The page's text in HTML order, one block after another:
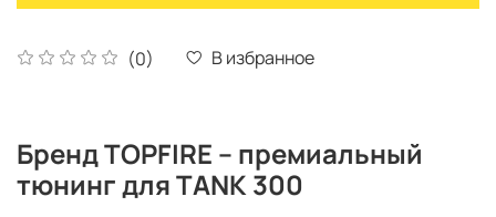
(0) В избранное
Бренд TOPFIRE – премиальный
тюнинг для TANK 300